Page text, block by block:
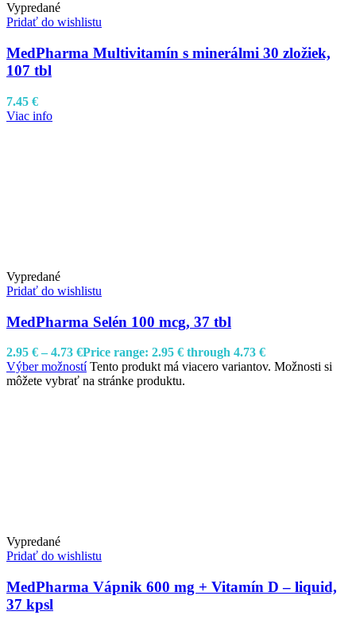
Vypredané
Pridať do wishlistu
MedPharma Multivitamín s minerálmi 30 zložiek,
107 tbl
7.45 €
Viac info
Vypredané
Pridať do wishlistu
MedPharma Selén 100 mcg, 37 tbl
2.95 € – 4.73 €Price range: 2.95 € through 4.73 €
Výber možností Tento produkt má viacero variantov. Možnosti si
môžete vybrať na stránke produktu.
Vypredané
Pridať do wishlistu
MedPharma Vápnik 600 mg + Vitamín D – liquid,
37 kpsl